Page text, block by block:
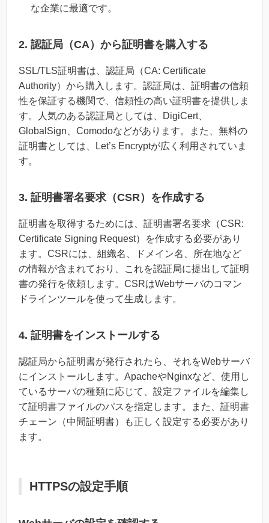
な企業に最適です。
2. 認証局（CA）から証明書を購入する
SSL/TLS証明書は、認証局（CA: Certificate
Authority）から購入します。認証局は、証明書の信頼
性を保証する機関で、信頼性の高い証明書を提供しま
す。人気のある認証局としては、DigiCert、
GlobalSign、Comodoなどがあります。また、無料の
証明書としては、Let’s Encryptが広く利用されていま
す。
3. 証明書署名要求（CSR）を作成する
証明書を取得するためには、証明書署名要求（CSR:
Certificate Signing Request）を作成する必要があり
ます。CSRには、組織名、ドメイン名、所在地など
の情報が含まれており、これを認証局に提出して証明
書の発行を依頼します。CSRはWebサーバのコマン
ドラインツールを使って生成します。
4. 証明書をインストールする
認証局から証明書が発行されたら、それをWebサーバ
にインストールします。ApacheやNginxなど、使用し
ているサーバの種類に応じて、設定ファイルを編集し
て証明書ファイルのパスを指定します。また、証明書
チェーン（中間証明書）も正しく設定する必要があり
ます。
HTTPSの設定手順